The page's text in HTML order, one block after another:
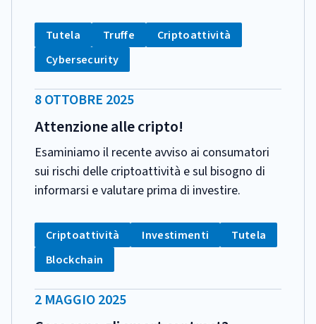
CATEGORIA:
Tag:
Tutela Tag:
Truffe Tag:
Criptoattività
Tag:
Cybersecurity
DATA
PUBBLICAZIONE:
8 OTTOBRE 2025
Attenzione alle cripto!
Esaminiamo il recente avviso ai consumatori
sui rischi delle criptoattività e sul bisogno di
informarsi e valutare prima di investire.
CATEGORIA:
Tag:
Criptoattività Tag:
Investimenti Tag:
Tutela
Tag:
Blockchain
DATA
2 MAGGIO 2025